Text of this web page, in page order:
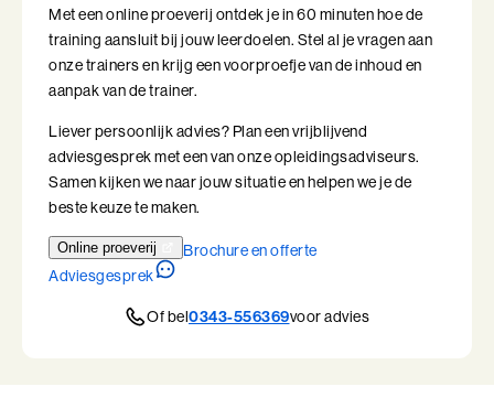
Leiden van Veranderingen
Leiden van Veranderingen (BaakBoost)
Leiderschap door Vrouwen
Leiderschap en Reflectie in de Publieke Sector
Leiderschap, Mens en Technologie
Leidinggeven aan eigenwijze Professionals
Met een online proeverij ontdek je in 60 minuten hoe de
training aansluit bij jouw leerdoelen. Stel al je vragen aan
onze trainers en krijg een voorproefje van de inhoud en
aanpak van de trainer.
Liever persoonlijk advies? Plan een vrijblijvend
adviesgesprek met een van onze opleidingsadviseurs.
Samen kijken we naar jouw situatie en helpen we je de
beste keuze te maken.
Online proeverij
Brochure en offerte
Adviesgesprek
Of bel0343-556369voor advies